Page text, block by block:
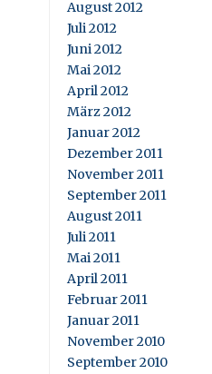
August 2012
Juli 2012
Juni 2012
Mai 2012
April 2012
März 2012
Januar 2012
Dezember 2011
November 2011
September 2011
August 2011
Juli 2011
Mai 2011
April 2011
Februar 2011
Januar 2011
November 2010
September 2010